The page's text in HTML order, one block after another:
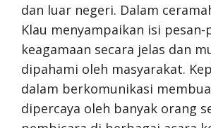
dan luar negeri. Dalam
Klau menyampaikan isi pesan-
keagamaan secara jelas dan
dipahami oleh masyarakat.
dalam berkomunikasi
dipercaya oleh banyak orang